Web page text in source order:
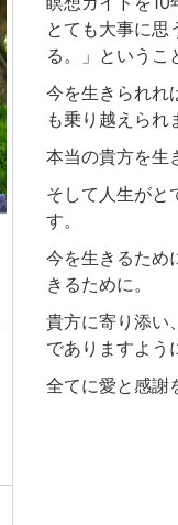
とても大事に思
る。」というこ
今を生きられれ
も乗り越えられ
本当の貴方を生
そして人生がと
す。
今を生きるため
きるために。
貴方に寄り添い
でありますよう
全てに愛と感謝